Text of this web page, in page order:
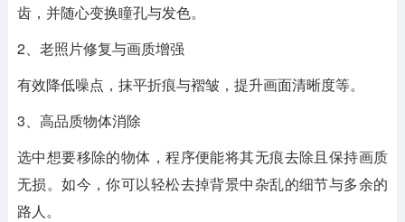
齿，并随心变换瞳孔与发色。
2、老照片修复与画质增强
有效降低噪点，抹平折痕与褶皱，提升画面清晰度等。
3、高品质物体消除
选中想要移除的物体，程序便能将其无痕去除且保持画质
无损。如今，你可以轻松去掉背景中杂乱的细节与多余的
路人。